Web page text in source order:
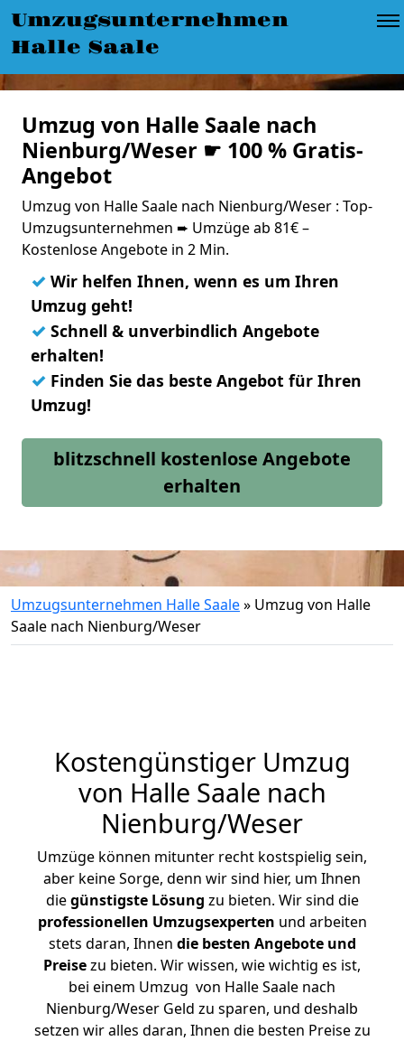
Umzugsunternehmen
Halle Saale
Umzug von Halle Saale nach
Nienburg/Weser ☛ 100 % Gratis-
Angebot
Umzug von Halle Saale nach Nienburg/Weser : Top-
Umzugsunternehmen ➨ Umzüge ab 81€ –
Kostenlose Angebote in 2 Min.
✓ Wir helfen Ihnen, wenn es um Ihren
Umzug geht!
✓ Schnell & unverbindlich Angebote
erhalten!
✓ Finden Sie das beste Angebot für Ihren
Umzug!
blitzschnell kostenlose Angebote
erhalten
Umzugsunternehmen Halle Saale» Umzug von Halle
Saale nach Nienburg/Weser
Kostengünstiger Umzug
von Halle Saale nach
Nienburg/Weser
Umzüge können mitunter recht kostspielig sein,
aber keine Sorge, denn wir sind hier, um Ihnen
diegünstigste Lösung zu bieten. Wir sind die
professionellen Umzugsexperten und arbeiten
stets daran, Ihnen die besten Angebote und
Preisezu bieten. Wir wissen, wie wichtig es ist,
bei einem Umzug von Halle Saale nach
Nienburg/Weser Geld zu sparen, und deshalb
setzen wir alles daran, Ihnen die besten Preise zu